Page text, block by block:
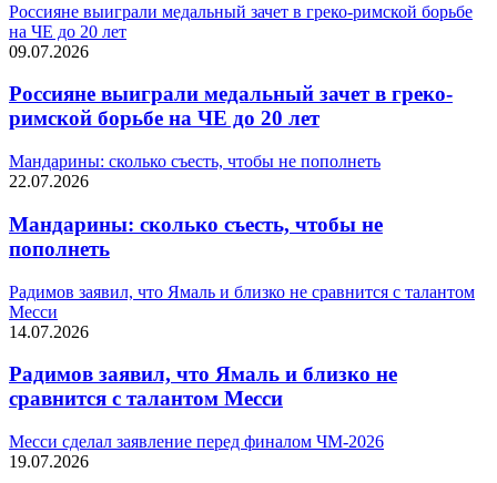
Россияне выиграли медальный зачет в греко-римской борьбе
на ЧЕ до 20 лет
09.07.2026
Россияне выиграли медальный зачет в греко-
римской борьбе на ЧЕ до 20 лет
Мандарины: сколько съесть, чтобы не пополнеть
22.07.2026
Мандарины: сколько съесть, чтобы не
пополнеть
Радимов заявил, что Ямаль и близко не сравнится с талантом
Месси
14.07.2026
Радимов заявил, что Ямаль и близко не
сравнится с талантом Месси
Месси сделал заявление перед финалом ЧМ-2026
19.07.2026